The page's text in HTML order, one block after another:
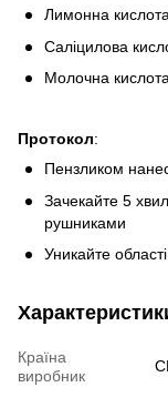
Лимонна кислота
Саліцилова
Молочна кислота
Протокол:
Пензликом
Зачекайте 5
рушниками
Уникайте
Країна
виробник